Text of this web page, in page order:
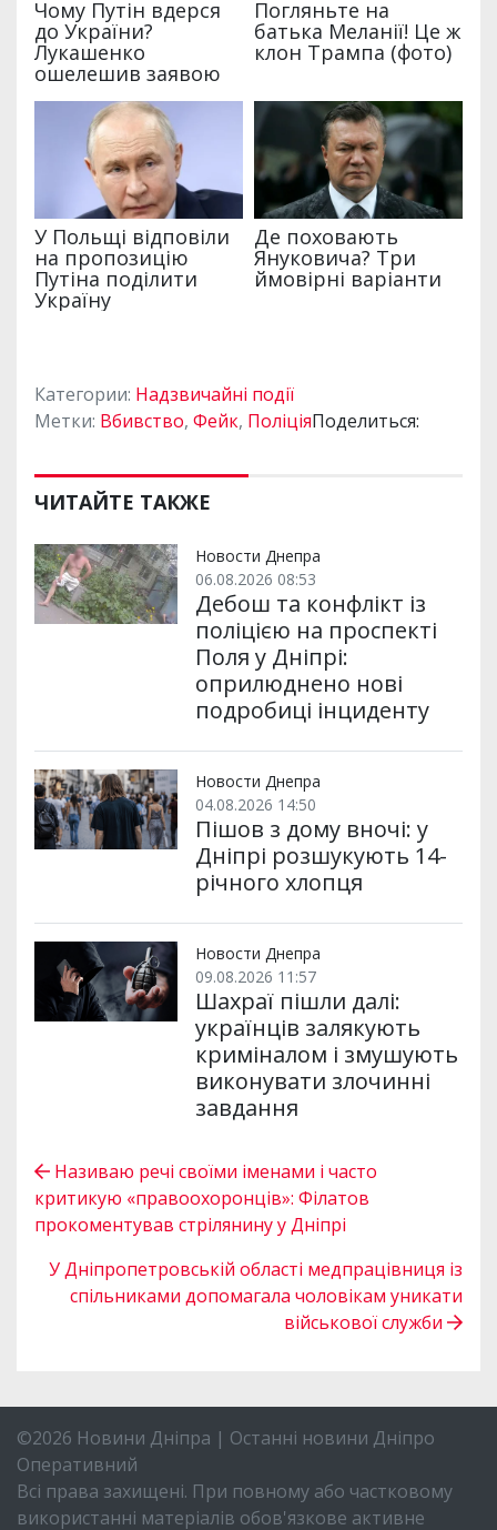
Категории: Надзвичайні події
Метки: Вбивство, Фейк, ПоліціяПоделиться:
ЧИТАЙТЕ ТАКЖЕ
Новости Днепра
06.08.2026 08:53
Дебош та конфлікт із
поліцією на проспекті
Поля у Дніпрі:
оприлюднено нові
подробиці інциденту
Новости Днепра
04.08.2026 14:50
Пішов з дому вночі: у
Дніпрі розшукують 14-
річного хлопця
Новости Днепра
09.08.2026 11:57
Шахраї пішли далі:
українців залякують
криміналом і змушують
виконувати злочинні
завдання
Називаю речі своїми іменами і часто
критикую «правоохоронців»: Філатов
прокоментував стрілянину у Дніпрі
У Дніпропетровській області медпрацівниця із
спільниками допомагала чоловікам уникати
військової служби
©2026 Новини Дніпра | Останні новини Дніпро
Оперативний
Всі права захищені. При повному або частковому
використанні матеріалів обов'язкове активне